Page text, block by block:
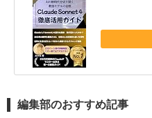
編集部のおすすめ記事